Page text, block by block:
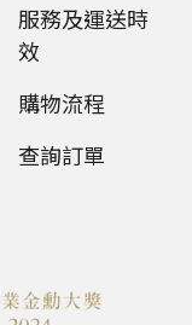
服務及運送時
效
購物流程
查詢訂單